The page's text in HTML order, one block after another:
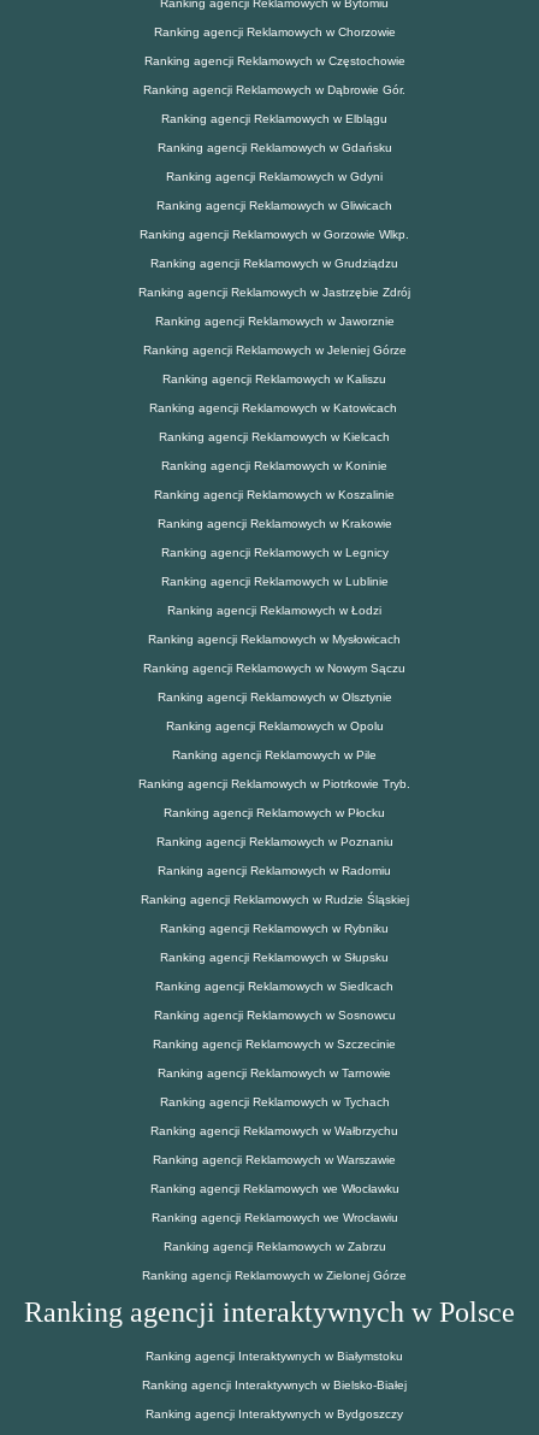
Ranking agencji Reklamowych w Bytomiu
Ranking agencji Reklamowych w Chorzowie
Ranking agencji Reklamowych w Częstochowie
Ranking agencji Reklamowych w Dąbrowie Gór.
Ranking agencji Reklamowych w Elblągu
Ranking agencji Reklamowych w Gdańsku
Ranking agencji Reklamowych w Gdyni
Ranking agencji Reklamowych w Gliwicach
Ranking agencji Reklamowych w Gorzowie Wlkp.
Ranking agencji Reklamowych w Grudziądzu
Ranking agencji Reklamowych w Jastrzębie Zdrój
Ranking agencji Reklamowych w Jaworznie
Ranking agencji Reklamowych w Jeleniej Górze
Ranking agencji Reklamowych w Kaliszu
Ranking agencji Reklamowych w Katowicach
Ranking agencji Reklamowych w Kielcach
Ranking agencji Reklamowych w Koninie
Ranking agencji Reklamowych w Koszalinie
Ranking agencji Reklamowych w Krakowie
Ranking agencji Reklamowych w Legnicy
Ranking agencji Reklamowych w Lublinie
Ranking agencji Reklamowych w Łodzi
Ranking agencji Reklamowych w Mysłowicach
Ranking agencji Reklamowych w Nowym Sączu
Ranking agencji Reklamowych w Olsztynie
Ranking agencji Reklamowych w Opolu
Ranking agencji Reklamowych w Pile
Ranking agencji Reklamowych w Piotrkowie Tryb.
Ranking agencji Reklamowych w Płocku
Ranking agencji Reklamowych w Poznaniu
Ranking agencji Reklamowych w Radomiu
Ranking agencji Reklamowych w Rudzie Śląskiej
Ranking agencji Reklamowych w Rybniku
Ranking agencji Reklamowych w Słupsku
Ranking agencji Reklamowych w Siedlcach
Ranking agencji Reklamowych w Sosnowcu
Ranking agencji Reklamowych w Szczecinie
Ranking agencji Reklamowych w Tarnowie
Ranking agencji Reklamowych w Tychach
Ranking agencji Reklamowych w Wałbrzychu
Ranking agencji Reklamowych w Warszawie
Ranking agencji Reklamowych we Włocławku
Ranking agencji Reklamowych we Wrocławiu
Ranking agencji Reklamowych w Zabrzu
Ranking agencji Reklamowych w Zielonej Górze
Ranking agencji interaktywnych w Polsce
Ranking agencji Interaktywnych w Białymstoku
Ranking agencji Interaktywnych w Bielsko-Białej
Ranking agencji Interaktywnych w Bydgoszczy